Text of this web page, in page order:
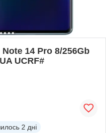
14 Pro 8/256Gb
UCRF#
2 дні